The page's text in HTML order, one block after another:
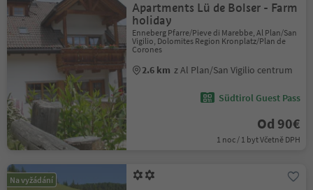
Apartments Lü de Bolser - Farm
holiday
Enneberg Pfarre/Pieve di Marebbe, Al Plan/San
Vigilio, Dolomites Region Kronplatz/Plan de
Corones
2.6 km z Al Plan/San Vigilio centrum
Südtirol Guest Pass
Od 90€
1 noc / 1 byt Včetně DPH
Na vyžádání